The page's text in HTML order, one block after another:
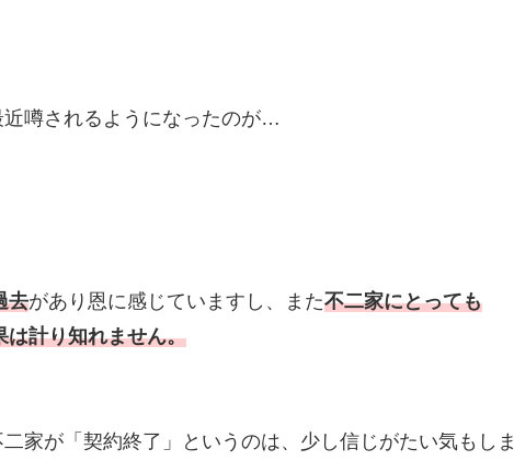
噂されるようになったのが…
去があり恩に感じていますし、また不二家にとっても
計り知れません。
家が「契約終了」というのは、少し信じがたい気もしま